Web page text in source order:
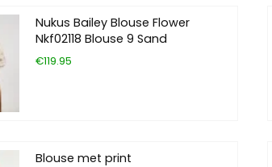
Nukus Bailey Blouse Flower
Nkf02118 Blouse 9 Sand
€119.95
Blouse met print